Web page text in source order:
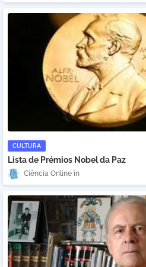
CULTURA
Lista de Prémios Nobel da Paz
Ciência Online